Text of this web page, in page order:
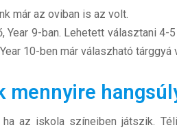
már az oviban is az volt.
9-ban. Lehetett választani 4-
10-ben már válaszható tárggyá
az iskola színeiben játszik.